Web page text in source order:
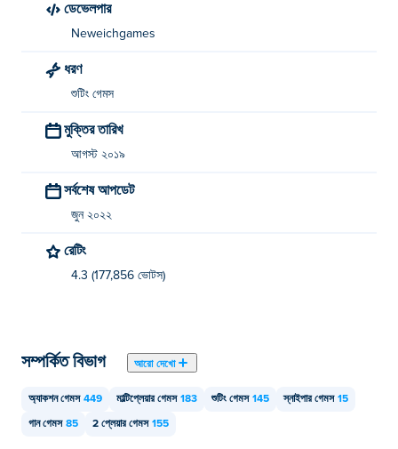
ডেভেলপার
Neweichgames
ধরণ
শুটিং গেমস
মুক্তির তারিখ
আগস্ট ২০১৯
সর্বশেষ আপডেট
জুন ২০২২
রেটিং
4.3 (177,856 ভোটস)
সম্পর্কিত বিভাগ আরো দেখো
অ্যাকশন গেমস 449 মাল্টিপ্লেয়ার গেমস 183 শুটিং গেমস 145 স্নাইপার গেমস 15
গান গেমস 85 2 প্লেয়ার গেমস 155